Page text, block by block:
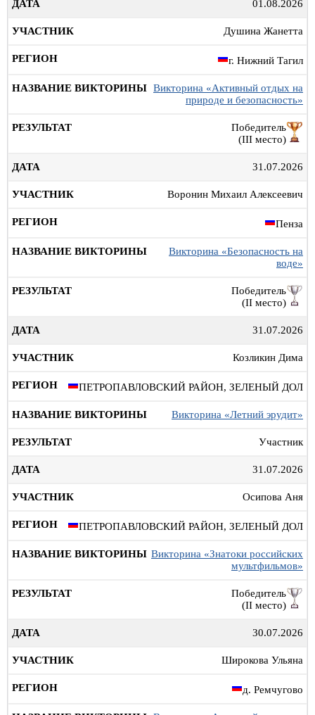
01.08.2026
Душина Жанетта
г. Нижний Тагил
Викторина «Активный отдых на
природе и безопасность»
Победитель
(III место)
31.07.2026
Воронин Михаил Алексеевич
Пенза
Викторина «Безопасность на
воде»
Победитель
(II место)
31.07.2026
Козликин Дима
ПЕТРОПАВЛОВСКИЙ РАЙОН, ЗЕЛЕНЫЙ ДОЛ
Викторина «Летний эрудит»
Участник
31.07.2026
Осипова Аня
ПЕТРОПАВЛОВСКИЙ РАЙОН, ЗЕЛЕНЫЙ ДОЛ
Викторина «Знатоки российских
мультфильмов»
Победитель
(II место)
30.07.2026
Широкова Ульяна
д. Ремчугово